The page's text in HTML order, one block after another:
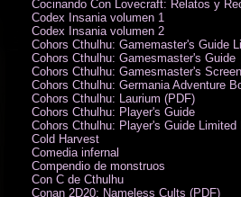
Cocinando Con Lovecraft: Relatos y
Codex Insania volumen 1
Codex Insania volumen 2
Cohors Cthulhu: Gamemaster's Guide
Cohors Cthulhu: Gamesmaster's Guide
Cohors Cthulhu: Gamesmaster's Screen
Cohors Cthulhu: Germania Adventure
Cohors Cthulhu: Laurium (PDF)
Cohors Cthulhu: Player's Guide
Cohors Cthulhu: Player's Guide Limited
Cold Harvest
Comedia infernal
Compendio de monstruos
Con C de Cthulhu
Conan 2D20: Nameless Cults (PDF)